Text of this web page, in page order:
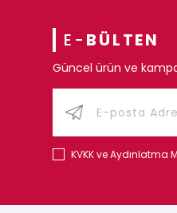
E- BÜLTEN
Güncel ürün ve
KVKK ve Aydınlatma